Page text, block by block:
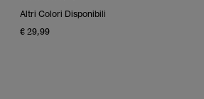
Altri Colori Disponibili
€ 29,99